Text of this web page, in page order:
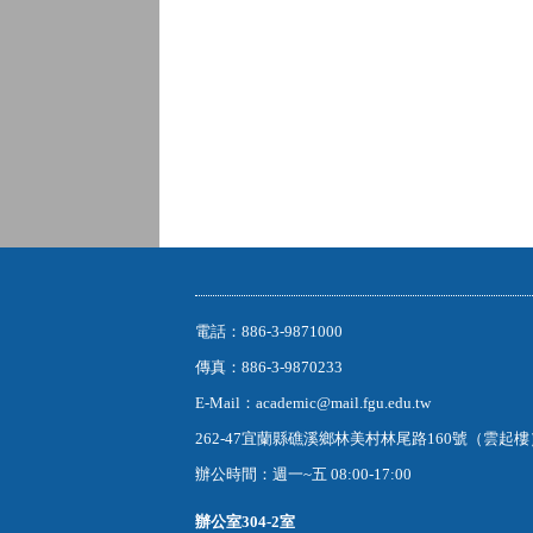
電話：886-3-9871000
傳真：886-3-9870233
E-Mail：academic@mail.fgu.edu.tw
262-47宜蘭縣礁溪鄉林美村林尾路160號（雲起
辦公時間：週一~五 08:00-17:00
辦公室304-2室